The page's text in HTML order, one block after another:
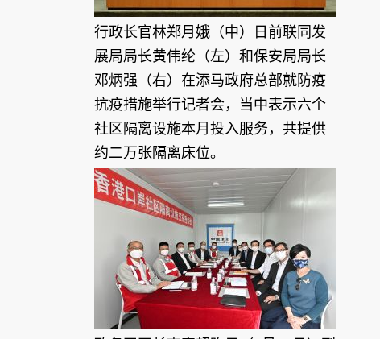
行政长官林郑月娥（中）日前联同发
展局局长黄伟纶（左）和保安局局长
邓炳强（右）在添马政府总部就防疫
抗疫措施举行记者会，当中表示六个
社区隔离设施本月投入服务，共提供
约二万张隔离床位。